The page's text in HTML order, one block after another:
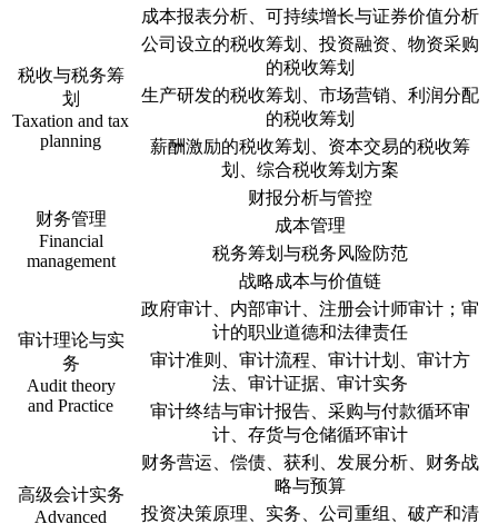
成本报表分析、可持续增长与证券价值分析
税收与税务筹
划
Taxation and tax
planning
公司设立的税收筹划、投资融资、物资采购
的税收筹划
生产研发的税收筹划、市场营销、利润分配
的税收筹划
薪酬激励的税收筹划、资本交易的税收筹
划、综合税收筹划方案
财务管理
Financial
management
财报分析与管控
成本管理
税务筹划与税务风险防范
战略成本与价值链
审计理论与实
务
Audit theory
and Practice
政府审计、内部审计、注册会计师审计；审
计的职业道德和法律责任
审计准则、审计流程、审计计划、审计方
法、审计证据、审计实务
审计终结与审计报告、采购与付款循环审
计、存货与仓储循环审计
高级会计实务
Advanced
财务营运、偿债、获利、发展分析、财务战
略与预算
投资决策原理、实务、公司重组、破产和清